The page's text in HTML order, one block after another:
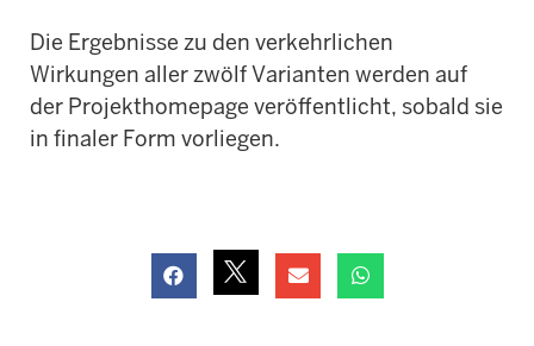
Die Ergebnisse zu den verkehrlichen
Wirkungen aller zwölf Varianten werden auf
der Projekthomepage veröffentlicht, sobald sie
in finaler Form vorliegen.